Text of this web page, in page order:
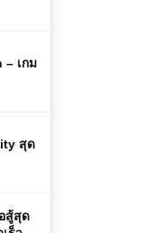
เกม
สุด
สุด
ว